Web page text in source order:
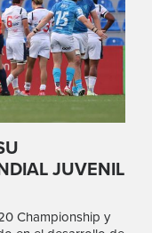
JUVENIL
Championship y